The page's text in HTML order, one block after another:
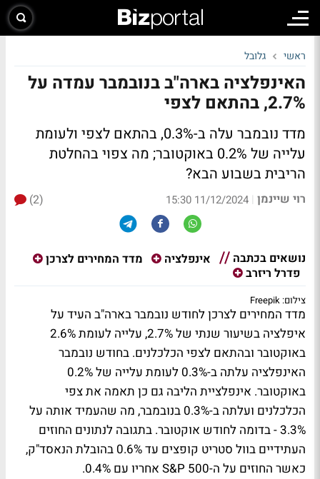
ראשי גלובל
האינפלציה בארה"ב בנובמבר עמדה על
2.7%, בהתאם לצפי
מדד נובמבר עלה ב-0.3%, בהתאם לצפי ולעומת
עלייה של 0.2% באוקטובר; מה צפוי בהחלטת
הריבית בשבוע הבא?
רוי שיינמן |
11/12/2024 15:30
(2)
נושאים בכתבה אינפלציה
מדד המחירים לצרכן
פדרל ריזרב
צילום: Freepik
מדד המחירים לצרכן לחודש נובמבר בארה"ב העיד על
איפלציה בשיעור שנתי של 2.7%, עלייה לעומת 2.6%
באוקטובר ובהתאם לצפי הכלכלנים. בחודש נובמבר
האינפלציה עלתה ב-0.3% לעומת עלייה של 0.2%
באוקטובר. אינפלציית הליבה גם כן תאמה את צפי
הכלכלנים ועלתה ב-0.3% בנובמבר, מה שהעמיד אותה על
3.3% - בדומה לחודש אוקטובר. בתגובה לנתונים החוזים
העתידיים בוול סטריט קופצים עד 0.6% בהובלת הנאסד"ק,
כאשר החוזים על ה-S&P 500 אחריו עם 0.4%.